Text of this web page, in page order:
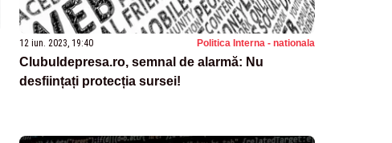
12 iun. 2023, 19:40 Politica Interna - nationala
Clubuldepresa.ro, semnal de alarmă: Nu
desființați protecția sursei!